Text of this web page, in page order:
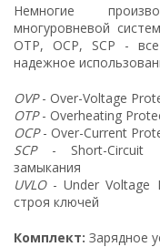
Немногие
многуровневой
OTP, OCP, SCP -
надежное
OVP- Over-Voltage
OTP- Overheating
OCP- Over-Current
SCP- Short-Circuit
замыкания
UVLO- Under Voltage
строя ключей
Комплект: Зарядное